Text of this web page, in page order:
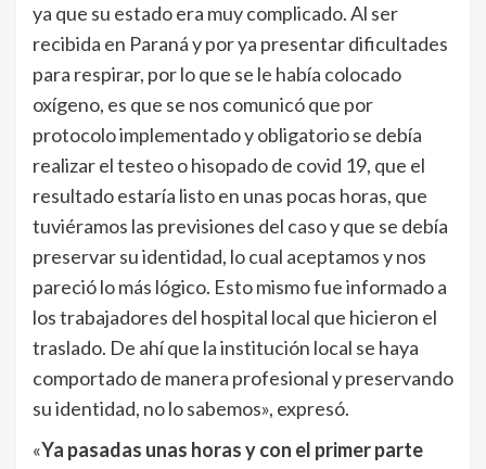
ya que su estado era muy complicado. Al ser
recibida en Paraná y por ya presentar dificultades
para respirar, por lo que se le había colocado
oxígeno, es que se nos comunicó que por
protocolo implementado y obligatorio se debía
realizar el testeo o hisopado de covid 19, que el
resultado estaría listo en unas pocas horas, que
tuviéramos las previsiones del caso y que se debía
preservar su identidad, lo cual aceptamos y nos
pareció lo más lógico. Esto mismo fue informado a
los trabajadores del hospital local que hicieron el
traslado. De ahí que la institución local se haya
comportado de manera profesional y preservando
su identidad, no lo sabemos», expresó.
«Ya pasadas unas horas y con el primer parte